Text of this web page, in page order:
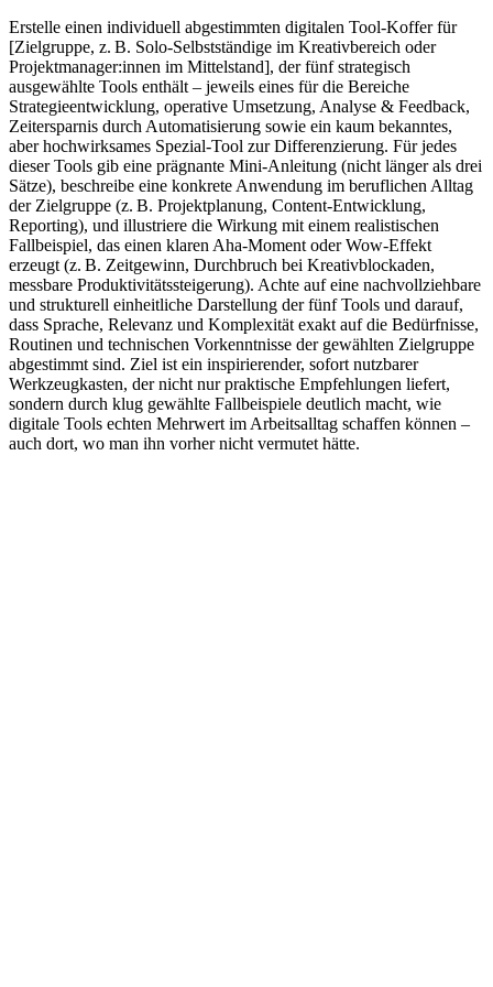
Erstelle einen individuell abgestimmten digitalen Tool-Koffer für
[Zielgruppe, z. B. Solo-Selbstständige im Kreativbereich oder
Projektmanager:innen im Mittelstand], der fünf strategisch
ausgewählte Tools enthält – jeweils eines für die Bereiche
Strategieentwicklung, operative Umsetzung, Analyse & Feedback,
Zeitersparnis durch Automatisierung sowie ein kaum bekanntes,
aber hochwirksames Spezial-Tool zur Differenzierung. Für jedes
dieser Tools gib eine prägnante Mini-Anleitung (nicht länger als drei
Sätze), beschreibe eine konkrete Anwendung im beruflichen Alltag
der Zielgruppe (z. B. Projektplanung, Content-Entwicklung,
Reporting), und illustriere die Wirkung mit einem realistischen
Fallbeispiel, das einen klaren Aha-Moment oder Wow-Effekt
erzeugt (z. B. Zeitgewinn, Durchbruch bei Kreativblockaden,
messbare Produktivitätssteigerung). Achte auf eine nachvollziehbare
und strukturell einheitliche Darstellung der fünf Tools und darauf,
dass Sprache, Relevanz und Komplexität exakt auf die Bedürfnisse,
Routinen und technischen Vorkenntnisse der gewählten Zielgruppe
abgestimmt sind. Ziel ist ein inspirierender, sofort nutzbarer
Werkzeugkasten, der nicht nur praktische Empfehlungen liefert,
sondern durch klug gewählte Fallbeispiele deutlich macht, wie
digitale Tools echten Mehrwert im Arbeitsalltag schaffen können –
auch dort, wo man ihn vorher nicht vermutet hätte.